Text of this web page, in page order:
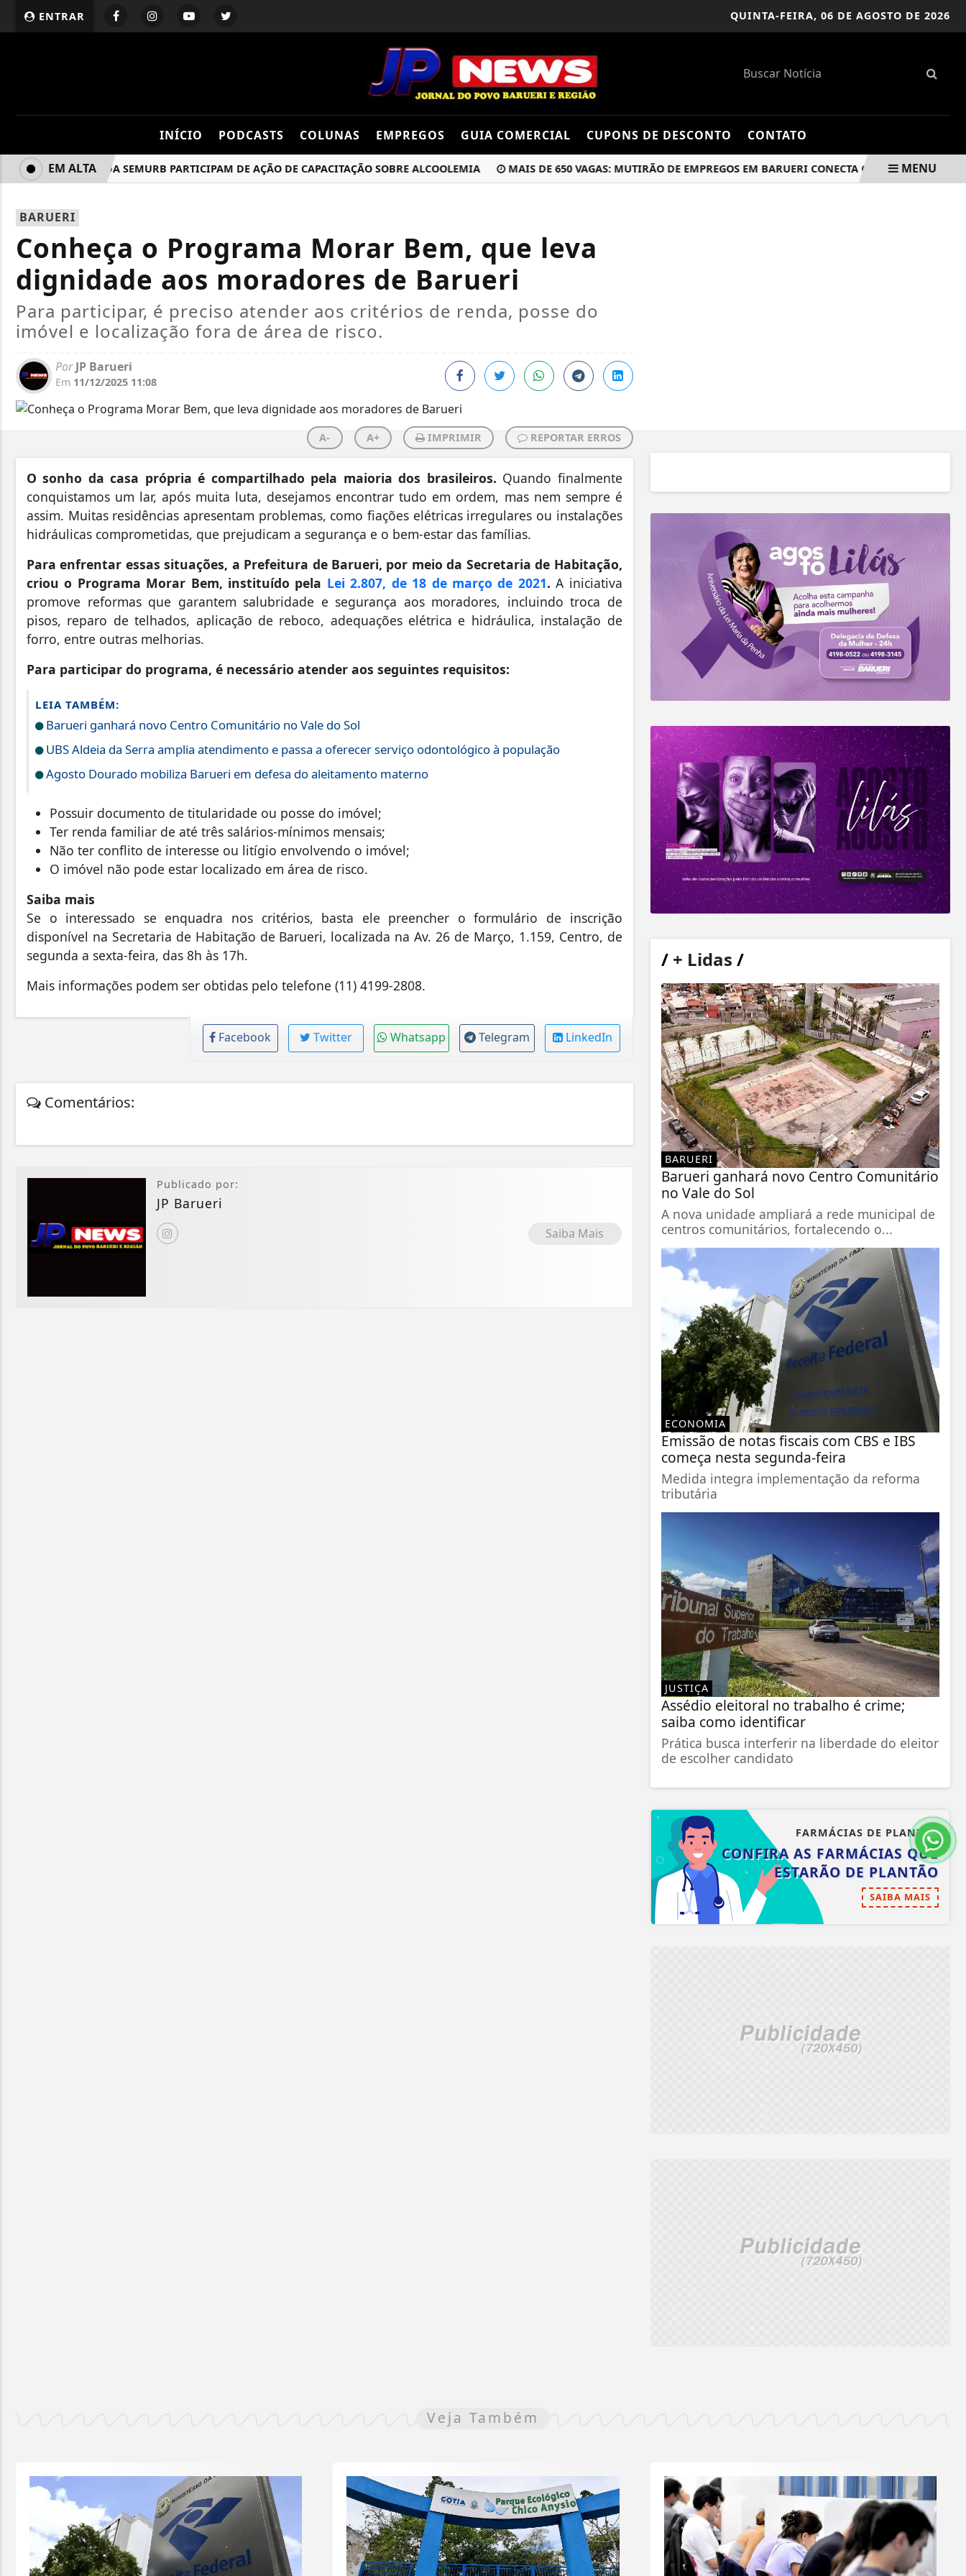
ENTRAR QUINTA-FEIRA, 06 DE AGOSTO DE 2026
INÍCIO PODCASTS COLUNAS EMPREGOS GUIA COMERCIAL CUPONS DE DESCONTO CONTATO
AGENTES DA SEMURB PARTICIPAM DE AÇÃO DE CAPACITAÇÃO SOBRE ALCOOLEMIA MAIS DE 650 VAGAS: MUTIRÃO DE EMPREGOS EM BARUERI CONECTA CANDIDATOS E
EM ALTA MENU
BARUERI
Conheça o Programa Morar Bem, que leva
dignidade aos moradores de Barueri
Para participar, é preciso atender aos critérios de renda, posse do
imóvel e localização fora de área de risco.
PorJP Barueri
Em 11/12/2025 11:08
A- A+ IMPRIMIR REPORTAR ERROS
O sonho da casa própria é compartilhado pela maioria dos brasileiros. Quando finalmente
conquistamos um lar, após muita luta, desejamos encontrar tudo em ordem, mas nem sempre é
assim. Muitas residências apresentam problemas, como fiações elétricas irregulares ou instalações
hidráulicas comprometidas, que prejudicam a segurança e o bem-estar das famílias.
Para enfrentar essas situações, a Prefeitura de Barueri, por meio da Secretaria de Habitação,
criou o Programa Morar Bem, instituído pela Lei 2.807, de 18 de março de 2021.A iniciativa
promove reformas que garantem salubridade e segurança aos moradores, incluindo troca de
pisos, reparo de telhados, aplicação de reboco, adequações elétrica e hidráulica, instalação de
forro, entre outras melhorias.
Para participar do programa, é necessário atender aos seguintes requisitos:
LEIA TAMBÉM:
Barueri ganhará novo Centro Comunitário no Vale do Sol
UBS Aldeia da Serra amplia atendimento e passa a oferecer serviço odontológico à população
Agosto Dourado mobiliza Barueri em defesa do aleitamento materno
Possuir documento de titularidade ou posse do imóvel;
Ter renda familiar de até três salários-mínimos mensais;
Não ter conflito de interesse ou litígio envolvendo o imóvel;
O imóvel não pode estar localizado em área de risco.
Saiba mais
Se o interessado se enquadra nos critérios, basta ele preencher o formulário de inscrição
disponível na Secretaria de Habitação de Barueri, localizada na Av. 26 de Março, 1.159, Centro, de
segunda a sexta-feira, das 8h às 17h.
Mais informações podem ser obtidas pelo telefone (11) 4199-2808.
Facebook Twitter Whatsapp Telegram LinkedIn
Comentários:
Publicado por:
JP Barueri
Saiba Mais
/+ Lidas /
BARUERI
Barueri ganhará novo Centro Comunitário
no Vale do Sol
A nova unidade ampliará a rede municipal de
centros comunitários, fortalecendo o...
ECONOMIA
Emissão de notas fiscais com CBS e IBS
começa nesta segunda-feira
Medida integra implementação da reforma
tributária
JUSTIÇA
Assédio eleitoral no trabalho é crime;
saiba como identificar
Prática busca interferir na liberdade do eleitor
de escolher candidato
FARMÁCIAS DE PLANTÃO
CONFIRA AS FARMÁCIAS QUE
ESTARÃO DE PLANTÃO
SAIBA MAIS
Veja Também